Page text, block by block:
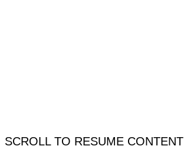
SCROLL TO RESUME CONTENT